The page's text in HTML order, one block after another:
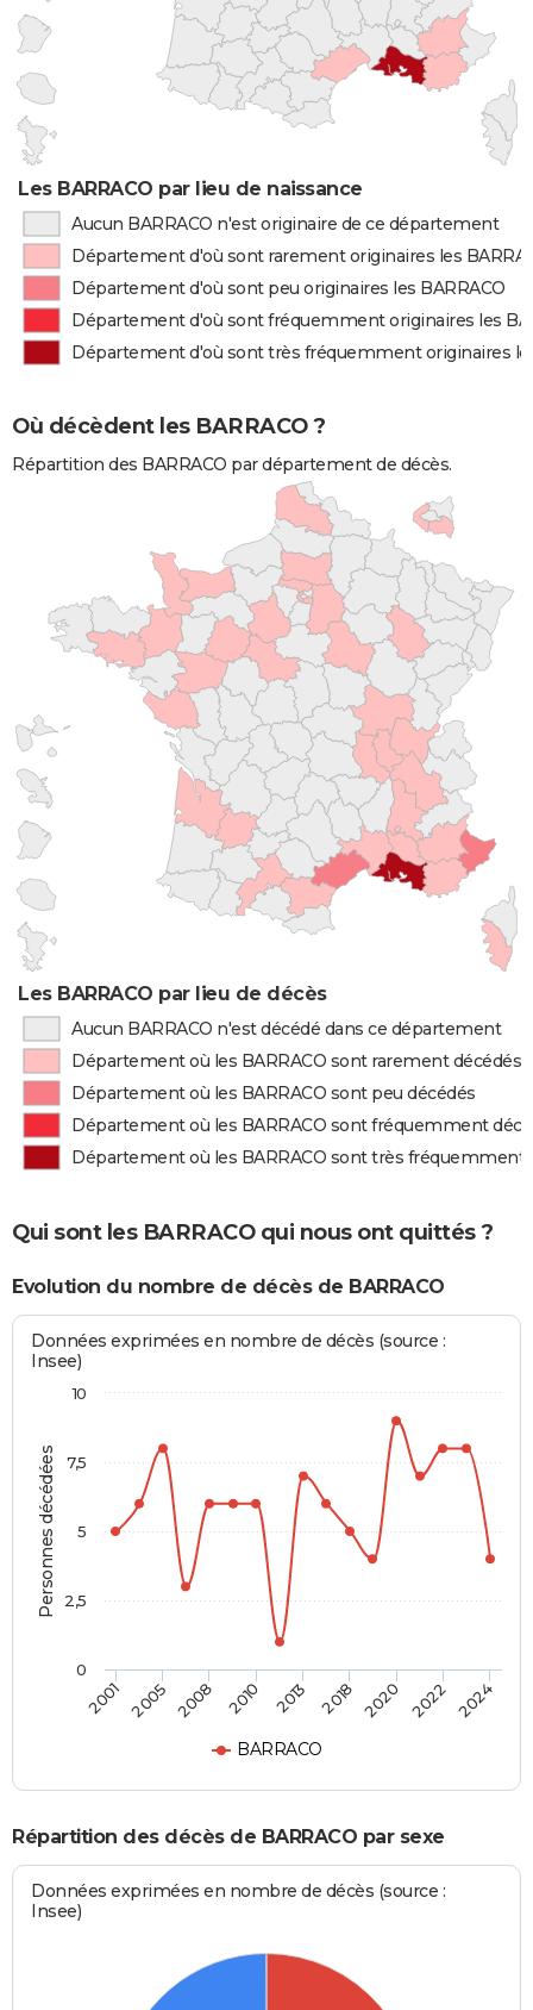
Les BARRACO par lieu de naissance
Aucun BARRACO n'est originaire de ce département
Département d'où sont rarement originaires les
Département d'où sont peu originaires les BARRACO
Département d'où sont fréquemment originaires les
Département d'où sont très fréquemment originaires
Où décèdent les BARRACO ?
Répartition des BARRACO par département de décès.
Les BARRACO par lieu de décès
Aucun BARRACO n'est décédé dans ce département
Département où les BARRACO sont rarement décédés
Département où les BARRACO sont peu décédés
Département où les BARRACO sont fréquemment
Département où les BARRACO sont très fréquemment
Qui sont les BARRACO qui nous ont quittés ?
Evolution du nombre de décès de BARRACO
Personnes décédées
Données exprimées en nombre de décès (source :
Insee)
BARRACO
2001 2005 2008 2010 2013 2018 2020 2022 2024
0
2,5
5
7,5
10
Répartition des décès de BARRACO par sexe
Données exprimées en nombre de décès (source :
Insee)